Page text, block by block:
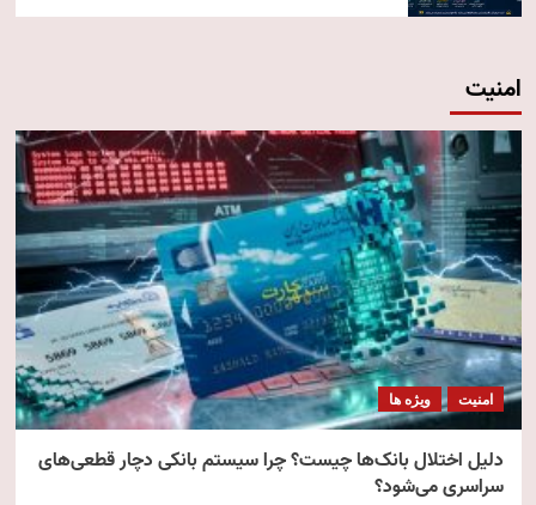
امنیت
امنیت ویژه ها
دلیل اختلال بانک‌ها چیست؟ چرا سیستم بانکی دچار قطعی‌های
سراسری می‌شود؟